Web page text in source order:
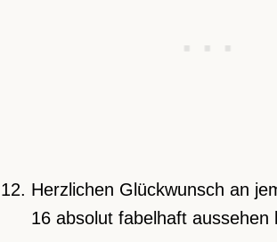
Herzlichen Glückwunsch an
16 absolut fabelhaft aussehen